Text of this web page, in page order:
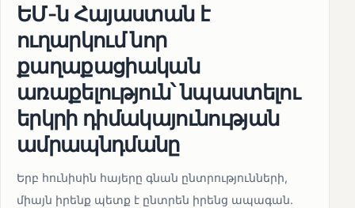
ԵՄ-ն Հայաստան է
ուղարկում նոր
քաղաքացիական
առաքելություն՝ նպաստելու
երկրի դիմակայունության
ամրապնդմանը
Երբ հունիսին հայերը գնան ընտրությունների,
միայն իրենք պետք է ընտրեն իրենց ապագան.